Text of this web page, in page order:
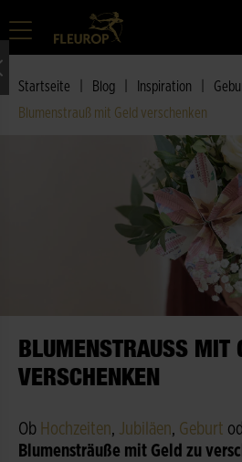
Startseite Blog Inspiration
Blumenstrauß mit Geld verschenken
BLUMENSTRAUSS MIT
ERSCHENKEN
Ob Hochzeiten, Jubiläen, Geburt
Blumensträuße mit Geld zu